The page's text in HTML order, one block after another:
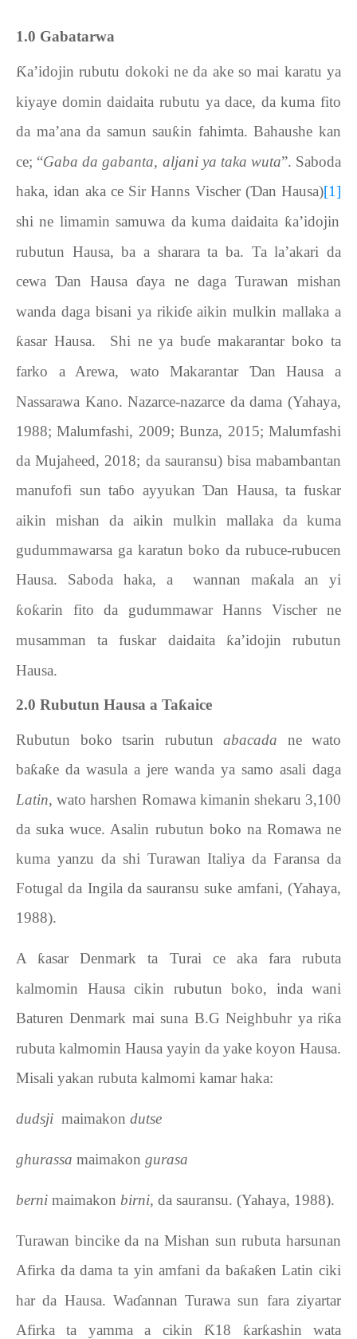
1.0 Gabatarwa
Ƙa’idojin rubutu dokoki ne da ake so mai karatu ya
kiyaye domin daidaita rubutu ya dace, da kuma fito
da ma’ana da samun sauƙin fahimta. Bahaushe kan
ce; “Gaba da gabanta, aljani ya taka wuta”. Saboda
haka, idan aka ce Sir Hanns Vischer(Ɗan Hausa)[1]
shi ne limamin samuwa da kuma daidaita ƙa’idojin
rubutun Hausa, ba a sharara ta ba. Ta la’akari da
cewaƊan Hausa ɗaya ne daga Turawan mishan
wanda daga bisani ya rikiɗe aikin mulkin mallaka a
ƙasar Hausa. Shi ne ya buɗe makarantar boko ta
farko a Arewa, wato Makarantar Ɗan Hausa a
Nassarawa Kano. Nazarce-nazarce da dama (Yahaya,
1988; Malumfashi, 2009; Bunza, 2015; Malumfashi
da Mujaheed, 2018; da sauransu) bisa mabambantan
manufofi sun taɓo ayyukanƊan Hausa, ta fuskar
aikin mishan da aikin mulkin mallaka da kuma
gudummawarsa ga karatun boko da rubuce-rubucen
Hausa. Saboda haka, a
wannan maƙala an yi
ƙoƙarin fito da gudummawar Hanns Vischerne
musamman ta fuskar daidaita ƙa’idojin rubutun
Hausa.
2.0 Rubutun Hausa a Taƙaice
Rubutun boko tsarin rubutun abacada ne wato
baƙaƙe da wasula a jere wanda ya samo asali daga
Latin, wato harshen Romawa kimanin shekaru 3,100
da suka wuce. Asalin rubutun boko na Romawa ne
kuma yanzu da shi Turawan Italiya da Faransa da
Fotugal da Ingila da sauransu suke amfani, (Yahaya,
1988).
A ƙasar Denmark ta Turai ce aka fara rubuta
kalmomin Hausa cikin rubutun boko, inda wani
Baturen Denmark mai suna B.G Neighbuhr ya riƙa
rubuta kalmomin Hausa yayin da yake koyon Hausa.
Misali yakan rubuta kalmomi kamar haka:
dudsji maimakon dutse
ghurassa maimakon gurasa
berni maimakon birni, da sauransu. (Yahaya, 1988).
Turawan bincike da na Mishan sun rubuta harsunan
Afirka da dama ta yin amfani da baƙaƙen Latin ciki
har da Hausa. Waɗannan Turawa sun fara ziyartar
Afirka ta yamma a cikin Ƙ18 ƙarƙashin wata